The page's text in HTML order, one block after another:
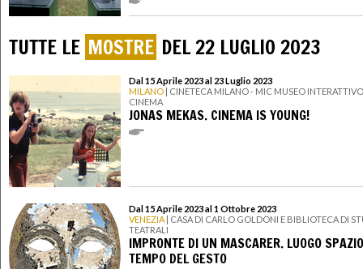
TUTTE LE MOSTRE DEL 22 LUGLIO 2023
Dal 15 Aprile 2023 al 23 Luglio 2023
MILANO | CINETECA MILANO - MIC MUSEO
CINEMA
JONAS MEKAS. CINEMA IS YOUNG!
Dal 15 Aprile 2023 al 1 Ottobre 2023
VENEZIA | CASA DI CARLO GOLDONI E BIBLIOTECA DI
TEATRALI
IMPRONTE DI UN MASCARER. LUOGO
TEMPO DEL GESTO